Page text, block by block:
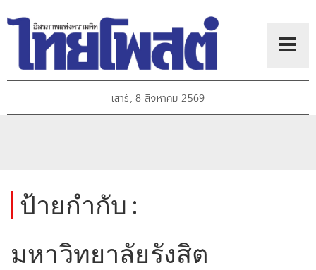
เสาร์, 8 สิงหาคม 2569
ป้ายกำกับ :
มหาวิทยาลัยรังสิต